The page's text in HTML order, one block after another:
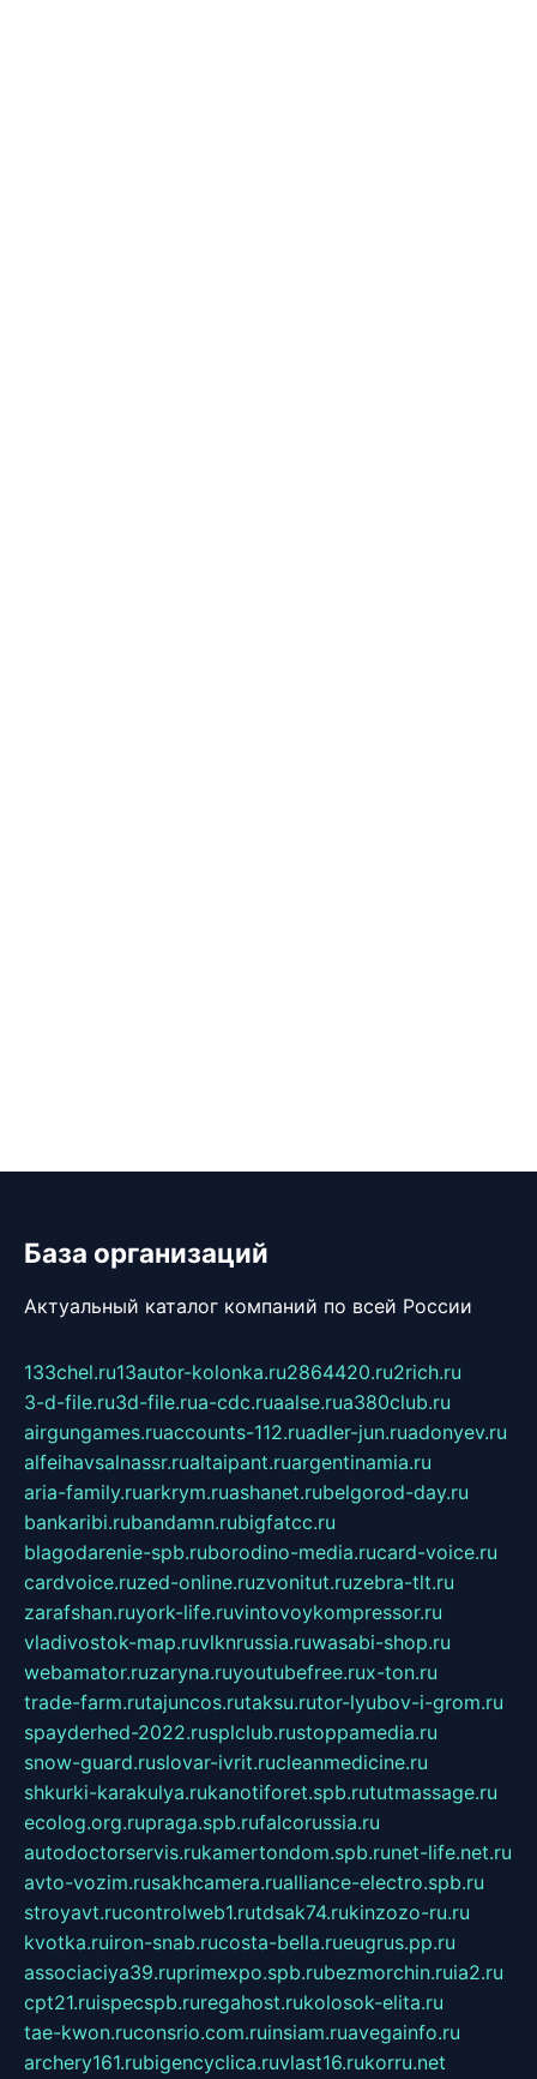
База организаций
Актуальный каталог компаний по всей России
133chel.ru13autor-kolonka.ru2864420.ru2rich.ru
3-d-file.ru3d-file.rua-cdc.ruaalse.rua380club.ru
airgungames.ruaccounts-112.ruadler-jun.ruadonyev.ru
alfeihavsalnassr.rualtaipant.ruargentinamia.ru
aria-family.ruarkrym.ruashanet.rubelgorod-day.ru
bankaribi.rubandamn.rubigfatcc.ru
blagodarenie-spb.ruborodino-media.rucard-voice.ru
cardvoice.ruzed-online.ruzvonitut.ruzebra-tlt.ru
zarafshan.ruyork-life.ruvintovoykompressor.ru
vladivostok-map.ruvlknrussia.ruwasabi-shop.ru
webamator.ruzaryna.ruyoutubefree.rux-ton.ru
trade-farm.rutajuncos.rutaksu.rutor-lyubov-i-grom.ru
spayderhed-2022.rusplclub.rustoppamedia.ru
snow-guard.ruslovar-ivrit.rucleanmedicine.ru
shkurki-karakulya.rukanotiforet.spb.rututmassage.ru
ecolog.org.rupraga.spb.rufalcorussia.ru
autodoctorservis.rukamertondom.spb.runet-life.net.ru
avto-vozim.rusakhcamera.rualliance-electro.spb.ru
stroyavt.rucontrolweb1.rutdsak74.rukinzozo-ru.ru
kvotka.ruiron-snab.rucosta-bella.rueugrus.pp.ru
associaciya39.ruprimexpo.spb.rubezmorchin.ruia2.ru
cpt21.ruispecspb.ruregahost.rukolosok-elita.ru
tae-kwon.ruconsrio.com.ruinsiam.ruavegainfo.ru
archery161.rubigencyclica.ruvlast16.rukorru.net